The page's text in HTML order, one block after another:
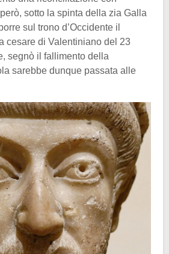
sotto la spinta della zia Galla
sul trono d’Occidente il
cesare di Valentiniano del 23
segnò il fallimento della
sarebbe dunque passata alle